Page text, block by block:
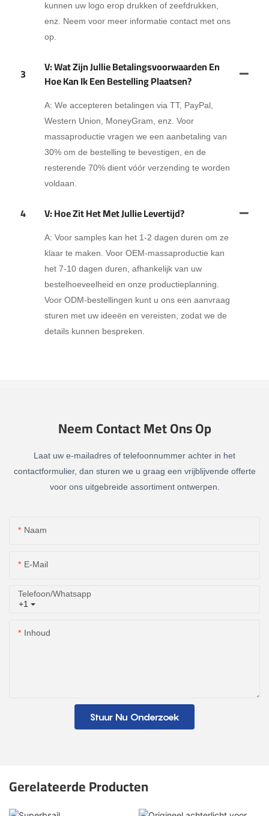
kunnen uw logo erop drukken of zeefdrukken,
enz. Neem voor meer informatie contact met ons
op.
3
V: Wat Zijn Jullie Betalingsvoorwaarden En
Hoe Kan Ik Een Bestelling Plaatsen?
A: We accepteren betalingen via TT, PayPal,
Western Union, MoneyGram, enz. Voor
massaproductie vragen we een aanbetaling van
30% om de bestelling te bevestigen, en de
resterende 70% dient vóór verzending te worden
voldaan.
4 V: Hoe Zit Het Met Jullie Levertijd?
A: Voor samples kan het 1-2 dagen duren om ze
klaar te maken. Voor OEM-massaproductie kan
het 7-10 dagen duren, afhankelijk van uw
bestelhoeveelheid en onze productieplanning.
Voor ODM-bestellingen kunt u ons een aanvraag
sturen met uw ideeën en vereisten, zodat we de
details kunnen bespreken.
Neem Contact Met Ons Op
Laat uw e-mailadres of telefoonnummer achter in het
contactformulier, dan sturen we u graag een vrijblijvende offerte
voor ons uitgebreide assortiment ontwerpen.
Naam
E-Mail
+1
Telefoon/whatsapp
Inhoud
Stuur Nu Onderzoek
Gerelateerde Producten